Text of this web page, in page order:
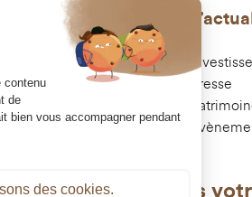
d’entreprise
Presse
Construisons